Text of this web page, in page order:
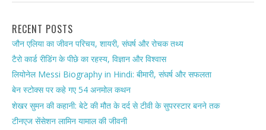
RECENT POSTS
जौन एलिया का जीवन परिचय, शायरी, संघर्ष और रोचक तथ्य
टैरो कार्ड रीडिंग के पीछे का रहस्य, विज्ञान और विश्वास
लियोनेल Messi Biography in Hindi: बीमारी, संघर्ष और सफलता
बेन स्टोक्स पर कहे गए 54 अनमोल कथन
शेखर सुमन की कहानी: बेटे की मौत के दर्द से टीवी के सुपरस्टार बनने तक
टीनएज सेंसेशन लामिन यामाल की जीवनी